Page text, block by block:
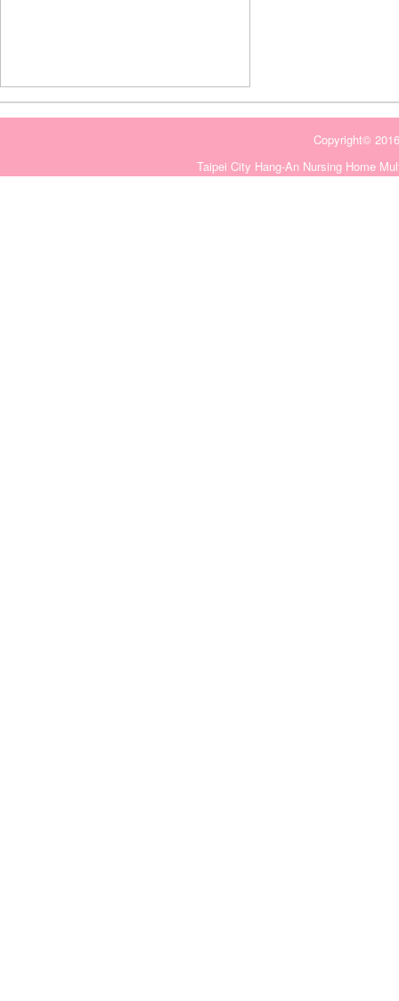
Copyright©
Taipei City Hang-An Nursing Home